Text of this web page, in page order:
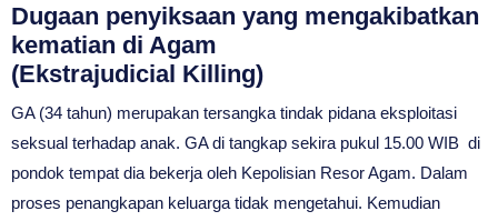
Dugaan penyiksaan yang mengakibatkan
kematian di Agam
(Ekstrajudicial Killing)
GA (34 tahun) merupakan tersangka tindak pidana eksploitasi
seksual terhadap anak. GA di tangkap sekira pukul 15.00 WIB di
pondok tempat dia bekerja oleh Kepolisian Resor Agam. Dalam
proses penangkapan keluarga tidak mengetahui. Kemudian